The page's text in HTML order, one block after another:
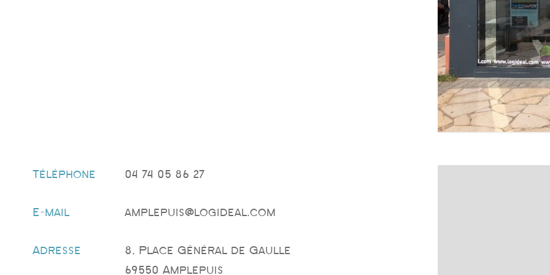
Téléphone 04 74 05 86 27
E-mail amplepuis@logideal.com
Adresse 8, Place Général de Gaulle
69550 Amplepuis